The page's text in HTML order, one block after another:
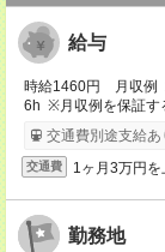
給与
時給1460円 月収例
6h ※月収例を保証す
交通費別途支給あ
交通費 1ヶ月3万円
勤務地